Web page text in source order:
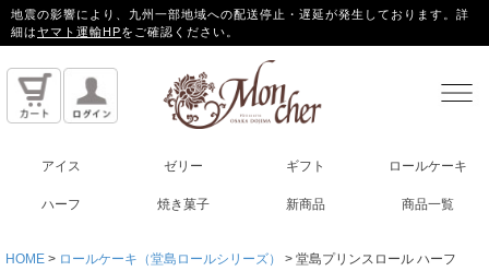
地震の影響により、九州一部地域への配送停止・遅延が発生しております。詳
細はヤマト運輸HPをご確認ください。
アイス ゼリー ギフト ロールケーキ
ハーフ 焼き菓子 新商品 商品一覧
HOME ロールケーキ（堂島ロールシリーズ） 堂島プリンスロール ハーフ